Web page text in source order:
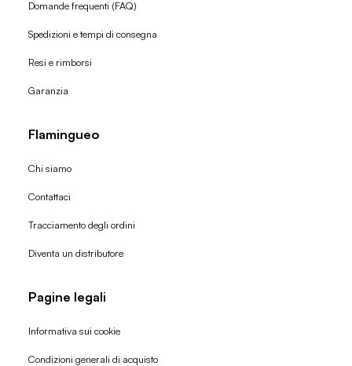
Domande frequenti (FAQ)
Spedizioni e tempi di consegna
Resi e rimborsi
Garanzia
Flamingueo
Chi siamo
Contattaci
Tracciamento degli ordini
Diventa un distributore
Pagine legali
Informativa sui cookie
Condizioni generali di acquisto